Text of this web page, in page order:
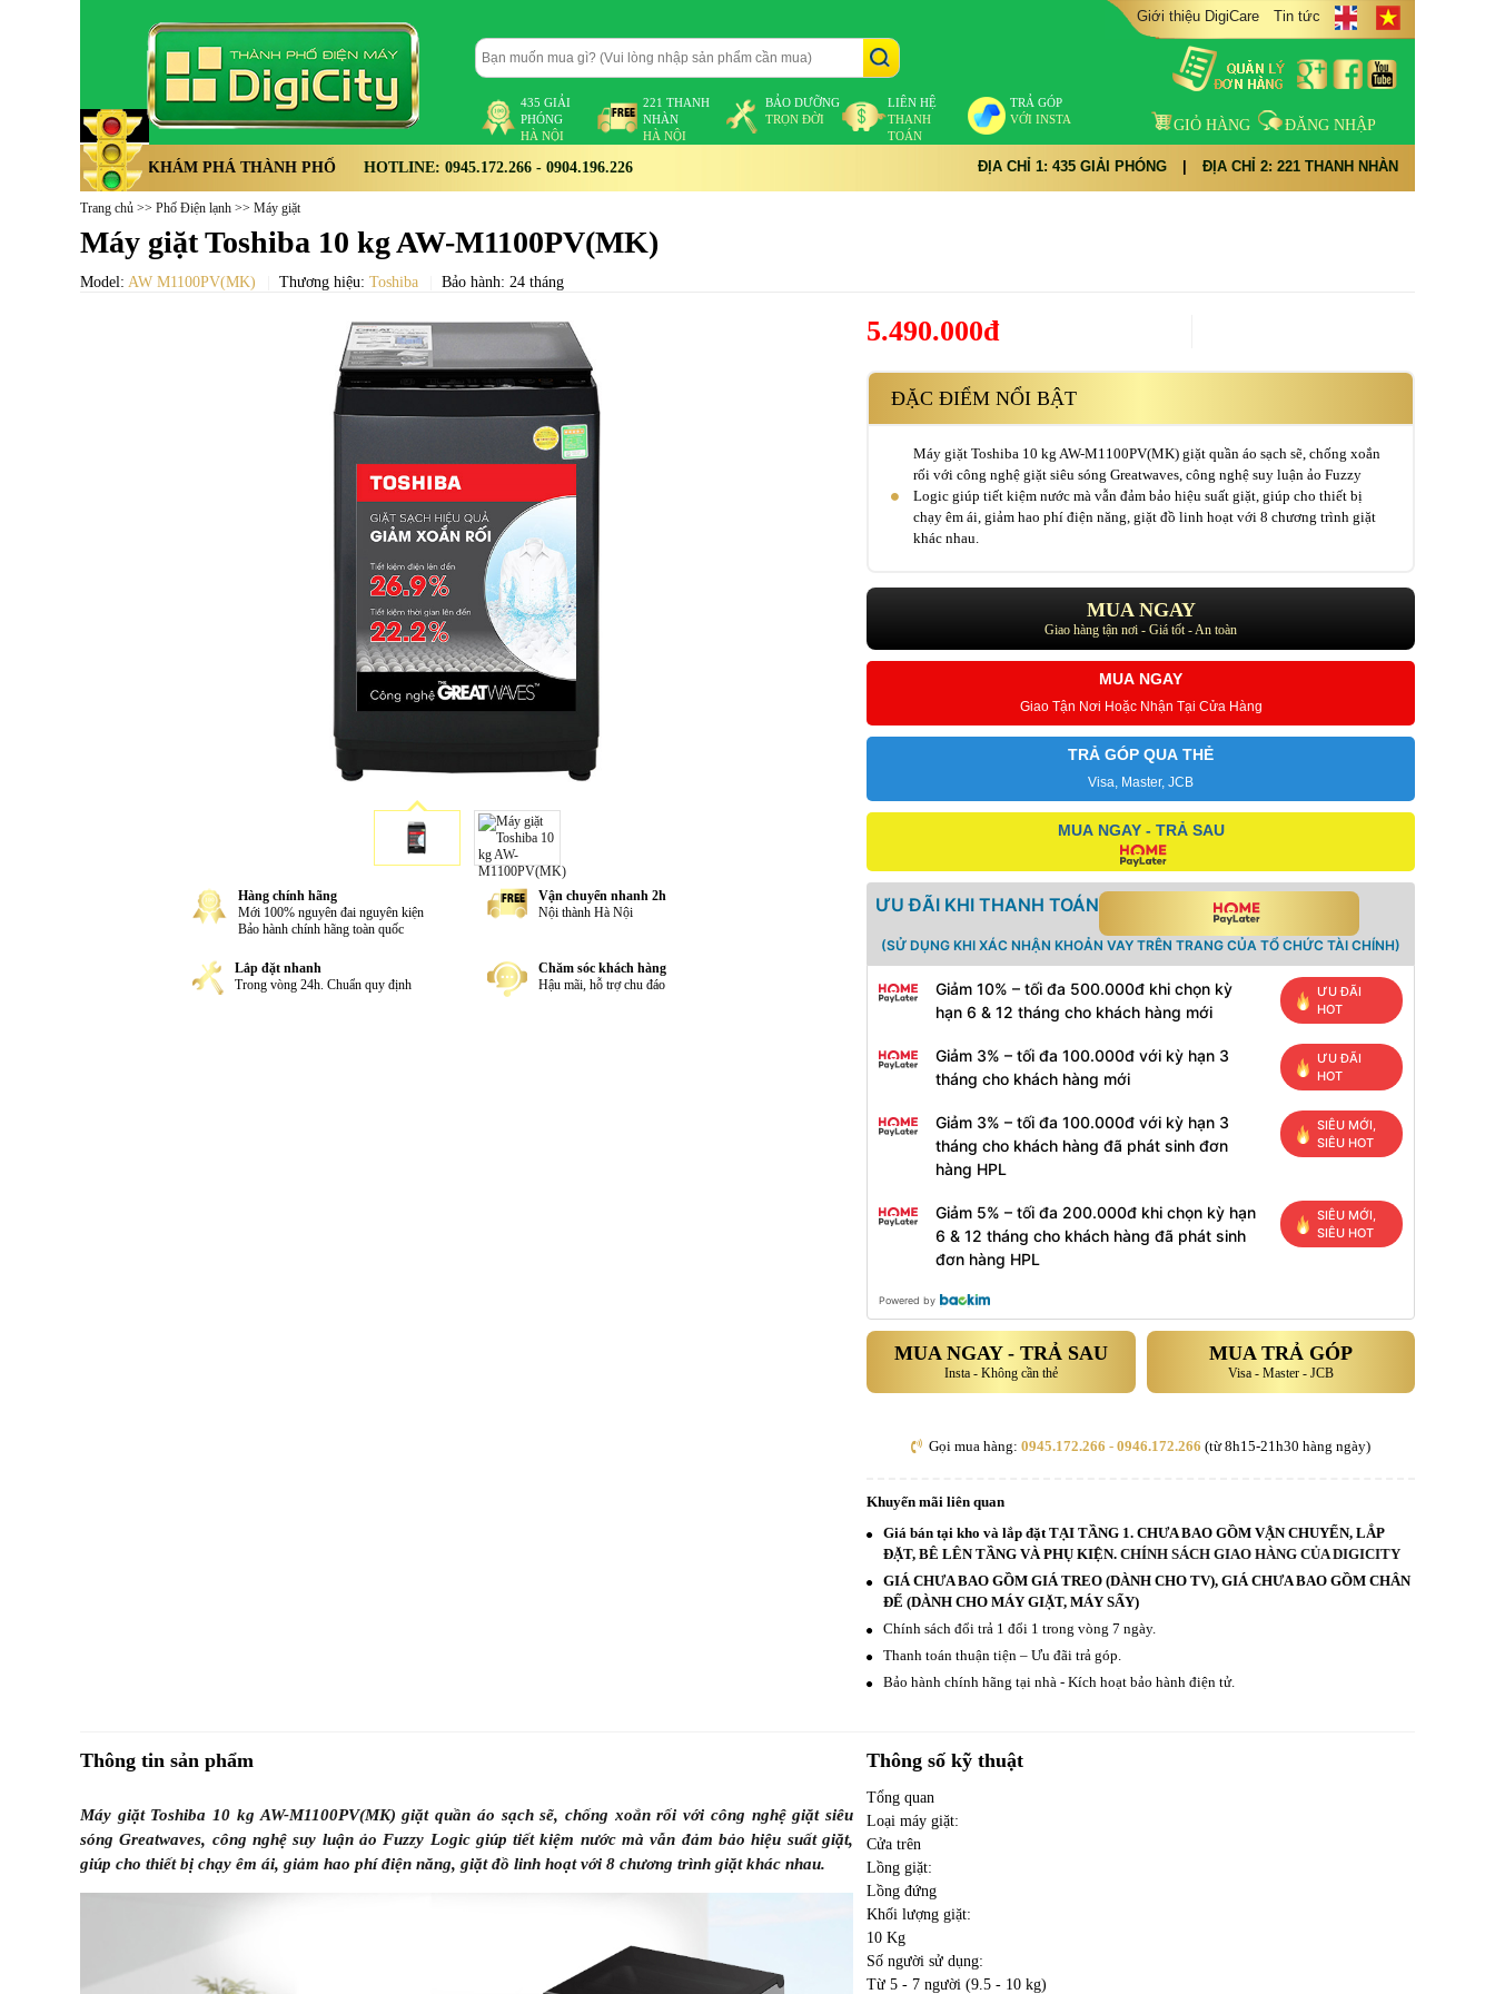
435 GIẢI
PHÓNG
HÀ NỘI
221 THANH
NHÀN
HÀ NỘI
BẢO DƯỠNG
TRỌN ĐỜI
LIÊN HỆ
THANH
TOÁN
TRẢ GÓP
VỚI INSTA
Giới thiệu DigiCare Tin tức
GIỎ HÀNG ĐĂNG NHẬP
KHÁM PHÁ THÀNH PHỐ HOTLINE: 0945.172.266 - 0904.196.226 ĐỊA CHỈ 1: 435 GIẢI PHÓNG ĐỊA CHỈ 2: 221 THANH NHÀN
Trang chủ >> Phố Điện lạnh >> Máy giặt
Máy giặt Toshiba 10 kg AW-M1100PV(MK)
Model: AW M1100PV(MK) Thương hiệu: Toshiba Bảo hành: 24 tháng
Hàng chính hãng
Mới 100% nguyên đai nguyên kiện
Bảo hành chính hãng toàn quốc
Vận chuyển nhanh 2h
Nội thành Hà Nội
Lắp đặt nhanh
Trong vòng 24h. Chuẩn quy định
Chăm sóc khách hàng
Hậu mãi, hỗ trợ chu đáo
5.490.000đ
ĐẶC ĐIỂM NỔI BẬT
Máy giặt Toshiba 10 kg AW-M1100PV(MK) giặt quần áo sạch sẽ, chống xoắn
rối với công nghệ giặt siêu sóng Greatwaves, công nghệ suy luận ảo Fuzzy
Logic giúp tiết kiệm nước mà vẫn đảm bảo hiệu suất giặt, giúp cho thiết bị
chạy êm ái, giảm hao phí điện năng, giặt đồ linh hoạt với 8 chương trình giặt
khác nhau.
MUA NGAY
Giao hàng tận nơi - Giá tốt - An toàn
MUA NGAY
Giao Tận Nơi Hoặc Nhận Tại Cửa Hàng
TRẢ GÓP QUA THẺ
Visa, Master, JCB
MUA NGAY - TRẢ SAU
ƯU ĐÃI KHI THANH TOÁN
(SỬ DỤNG KHI XÁC NHẬN KHOẢN VAY TRÊN TRANG CỦA TỔ CHỨC TÀI CHÍNH)
Giảm 10% – tối đa 500.000đ khi chọn kỳ
hạn 6 & 12 tháng cho khách hàng mới
ƯU ĐÃI
HOT
Giảm 3% – tối đa 100.000đ với kỳ hạn 3
tháng cho khách hàng mới
ƯU ĐÃI
HOT
Giảm 3% – tối đa 100.000đ với kỳ hạn 3
tháng cho khách hàng đã phát sinh đơn
hàng HPL
SIÊU MỚI,
SIÊU HOT
Giảm 5% – tối đa 200.000đ khi chọn kỳ hạn
6 & 12 tháng cho khách hàng đã phát sinh
đơn hàng HPL
SIÊU MỚI,
SIÊU HOT
Powered by
MUA NGAY - TRẢ SAU
Insta - Không cần thẻ
MUA TRẢ GÓP
Visa - Master - JCB
Gọi mua hàng: 0945.172.266 - 0946.172.266 (từ 8h15-21h30 hàng ngày)
Khuyến mãi liên quan
Giá bán tại kho và lắp đặt TẠI TẦNG 1. CHƯA BAO GỒM VẬN CHUYỂN, LẮP
ĐẶT, BÊ LÊN TẦNG VÀ PHỤ KIỆN. CHÍNH SÁCH GIAO HÀNG CỦA DIGICITY
GIÁ CHƯA BAO GỒM GIÁ TREO (DÀNH CHO TV), GIÁ CHƯA BAO GỒM CHÂN
ĐẾ (DÀNH CHO MÁY GIẶT, MÁY SẤY)
Chính sách đổi trả 1 đổi 1 trong vòng 7 ngày.
Thanh toán thuận tiện – Ưu đãi trả góp.
Bảo hành chính hãng tại nhà - Kích hoạt bảo hành điện tử.
Thông tin sản phẩm
Máy giặt Toshiba 10 kg AW-M1100PV(MK) giặt quần áo sạch sẽ, chống xoắn rối với công nghệ giặt siêu
sóng Greatwaves, công nghệ suy luận ảo Fuzzy Logic giúp tiết kiệm nước mà vẫn đảm bảo hiệu suất giặt,
giúp cho thiết bị chạy êm ái, giảm hao phí điện năng, giặt đồ linh hoạt với 8 chương trình giặt khác nhau.
Thông số kỹ thuật
Tổng quan
Loại máy giặt:
Cửa trên
Lồng giặt:
Lồng đứng
Khối lượng giặt:
10 Kg
Số người sử dụng:
Từ 5 - 7 người (9.5 - 10 kg)